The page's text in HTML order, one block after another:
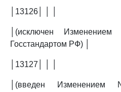
│13126│ │ │
│(исключен
Госстандартом РФ) │
│13127│ │ │
│(введен